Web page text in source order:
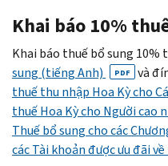
Khai báo 10%
Khai báo thuế bổ sung 10%
sung (tiếng Anh)
PDF và
thuế thu nhập Hoa Kỳ cho
thuế Hoa Kỳ cho Người cao
Thuế bổ sung cho các
các Tài khoản được ưu đãi